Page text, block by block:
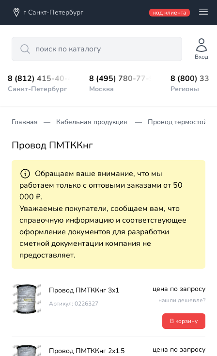
г Санкт-Петербург код клиента
Search
Вход
8 (812) 415-40-45
Санкт-Петербург
8 (495) 780-77-98
Москва
8 (800)
Регионы
Главная Кабельная продукция Провод
Провод ПМТККнг
Обращаем ваше внимание, что мы
работаем только с оптовыми заказами от 50
000 ₽.
Уважаемые покупатели, сообщаем вам, что
справочную информацию и соответствующее
оформление документов для разработки
сметной документации компания не
предоставляет.
Провод ПМТККнг 3х1
Артикул: 0226327
цена по запросу
нашли дешевле?
В корзину
Провод ПМТККнг 2х1.5 цена по запросу